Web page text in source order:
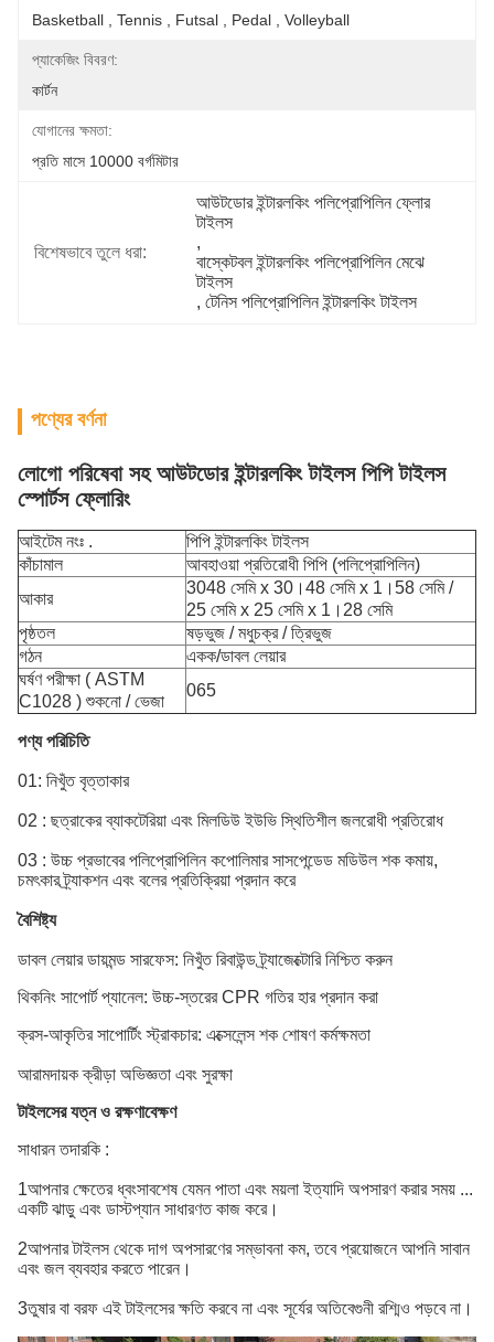
Basketball , Tennis , Futsal , Pedal , Volleyball
প্যাকেজিং বিবরণ:
কার্টন
যোগানের ক্ষমতা:
প্রতি মাসে 10000 বর্গমিটার
বিশেষভাবে তুলে ধরা:
আউটডোর ইন্টারলকিং পলিপ্রোপিলিন ফ্লোর
টাইলস
,
বাস্কেটবল ইন্টারলকিং পলিপ্রোপিলিন মেঝে
টাইলস
, টেনিস পলিপ্রোপিলিন ইন্টারলকিং টাইলস
পণ্যের বর্ণনা
লোগো পরিষেবা সহ আউটডোর ইন্টারলকিং টাইলস পিপি টাইলস
স্পোর্টস ফ্লোরিং
আইটেম নংঃ .
পিপি ইন্টারলকিং টাইলস
কাঁচামাল
আবহাওয়া প্রতিরোধী পিপি (পলিপ্রোপিলিন)
আকার
3048 সেমি x 30।48 সেমি x 1।58 সেমি /
25 সেমি x 25 সেমি x 1।28 সেমি
পৃষ্ঠতল
ষড়ভুজ / মধুচক্র / ত্রিভুজ
গঠন
একক/ডাবল লেয়ার
ঘর্ষণ পরীক্ষা ( ASTM
C1028 ) শুকনো / ভেজা
065
পণ্য পরিচিতি
01: নিখুঁত বৃত্তাকার
02 : ছত্রাকের ব্যাকটেরিয়া এবং মিলডিউ ইউভি স্থিতিশীল জলরোধী প্রতিরোধ
03 : উচ্চ প্রভাবের পলিপ্রোপিলিন কপোলিমার সাসপেন্ডেড মডিউল শক কমায়,
চমৎকার ট্র্যাকশন এবং বলের প্রতিক্রিয়া প্রদান করে
বৈশিষ্ট্য
ডাবল লেয়ার ডায়মন্ড সারফেস: নিখুঁত রিবাউন্ড ট্র্যাজেক্টোরি নিশ্চিত করুন
থিকনিং সাপোর্ট প্যানেল: উচ্চ-স্তরের CPR গতির হার প্রদান করা
ক্রস-আকৃতির সাপোর্টিং স্ট্রাকচার: এক্সেলেন্স শক শোষণ কর্মক্ষমতা
আরামদায়ক ক্রীড়া অভিজ্ঞতা এবং সুরক্ষা
টাইলসের যত্ন ও রক্ষণাবেক্ষণ
সাধারন তদারকি :
1আপনার ক্ষেতের ধ্বংসাবশেষ যেমন পাতা এবং ময়লা ইত্যাদি অপসারণ করার সময় ...
একটি ঝাড়ু এবং ডাস্টপ্যান সাধারণত কাজ করে।
2আপনার টাইলস থেকে দাগ অপসারণের সম্ভাবনা কম, তবে প্রয়োজনে আপনি সাবান
এবং জল ব্যবহার করতে পারেন।
3তুষার বা বরফ এই টাইলসের ক্ষতি করবে না এবং সূর্যের অতিবেগুনী রশ্মিও পড়বে না।